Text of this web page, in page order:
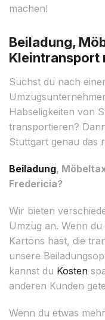
machen!
Beiladung,
Kleintransport
Suchst du nach
Habseligkeiten von
transportieren?
Stuttgart genau das
Beiladung,
Fredericia?
Wir bieten
Umzug an. Wenn
Kartons hast, die
unsere
kannst du Kosten
anderen Kunden
Wenn du etwas